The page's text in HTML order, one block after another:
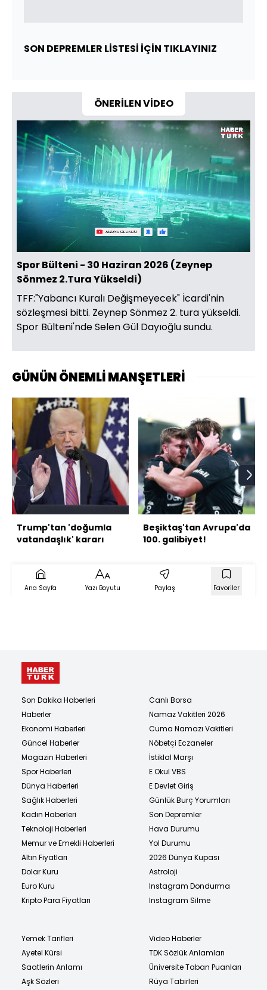
SON DEPREMLER LİSTESİ İÇİN TIKLAYINIZ
ÖNERİLEN VİDEO
Sesi
Aç
Yüklendi
13.21%
Hızı
Spor Bülteni - 30 Haziran 2026 (Zeynep
Sönmez 2.Tura Yükseldi)
TFF:"Yabancı Kuralı Değişmeyecek" İcardi'nin
sözleşmesi bitti. Zeynep Sönmez 2. tura yükseldi.
Spor Bülteni'nde Selen Gül Dayıoğlu sundu.
GÜNÜN ÖNEMLİ MANŞETLERİ
Trump'tan 'doğumla
vatandaşlık' kararı
Beşiktaş'tan Avrupa'da
100. galibiyet!
Ana Sayfa Yazı Boyutu Paylaş Favoriler
Son Dakika Haberleri
Haberler
Ekonomi Haberleri
Güncel Haberler
Magazin Haberleri
Spor Haberleri
Dünya Haberleri
Sağlık Haberleri
Kadın Haberleri
Teknoloji Haberleri
Memur ve Emekli Haberleri
Altın Fiyatları
Dolar Kuru
Euro Kuru
Kripto Para Fiyatları
Canlı Borsa
Namaz Vakitleri 2026
Cuma Namazı Vakitleri
Nöbetçi Eczaneler
İstiklal Marşı
E Okul VBS
E Devlet Giriş
Günlük Burç Yorumları
Son Depremler
Hava Durumu
Yol Durumu
2026 Dünya Kupası
Astroloji
Instagram Dondurma
Instagram Silme
Yemek Tarifleri
Ayetel Kürsi
Saatlerin Anlamı
Aşk Sözleri
Video Haberler
TDK Sözlük Anlamları
Üniversite Taban Puanları
Rüya Tabirleri